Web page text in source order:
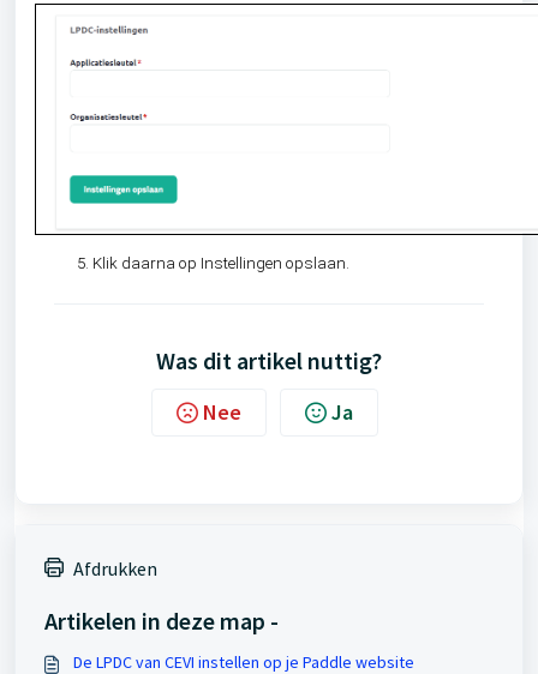
Klik daarna op Instellingen opslaan.
Was dit artikel nuttig?
Nee Ja
Afdrukken
Artikelen in deze map -
De LPDC van CEVI instellen op je Paddle website